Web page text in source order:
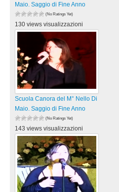
Maio. Saggio di Fine Anno
(No Ratings Yet)
130 views visualizzazioni
Scuola Canora del M° Nello Di
Maio. Saggio di Fine Anno
(No Ratings Yet)
143 views visualizzazioni